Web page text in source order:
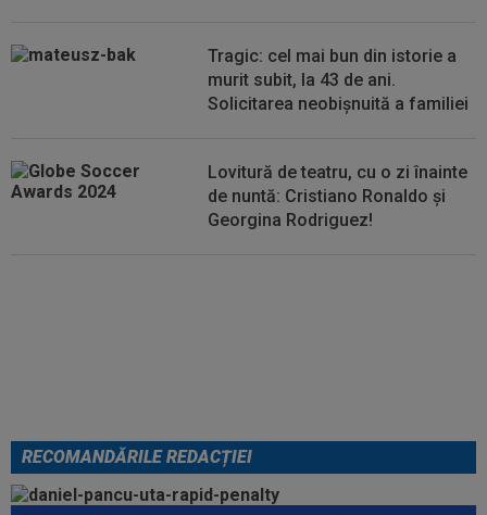
anunțul ÎN DIRECT: ”Îi dau eu lui Gigi unul bun”
Tragic: cel mai bun din istorie a
murit subit, la 43 de ani.
Solicitarea neobișnuită a familiei
Lovitură de teatru, cu o zi înainte
de nuntă: Cristiano Ronaldo și
Georgina Rodriguez!
RECOMANDĂRILE REDACȚIEI